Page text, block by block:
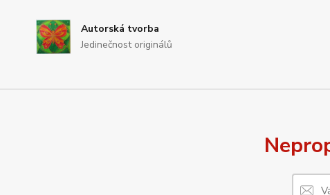
Autorská tvorba
Jedinečnost originálů